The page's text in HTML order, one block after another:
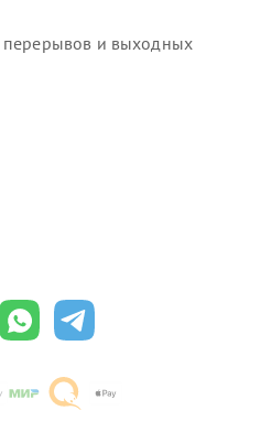
и выходных